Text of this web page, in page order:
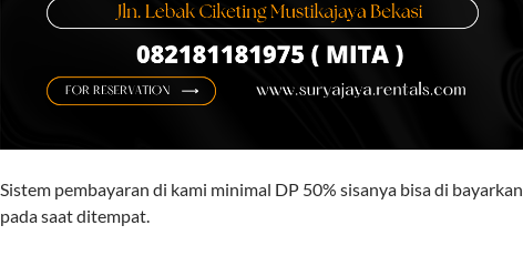
Sistem pembayaran di kami minimal DP 50% sisanya bisa di bayarkan
pada saat ditempat.